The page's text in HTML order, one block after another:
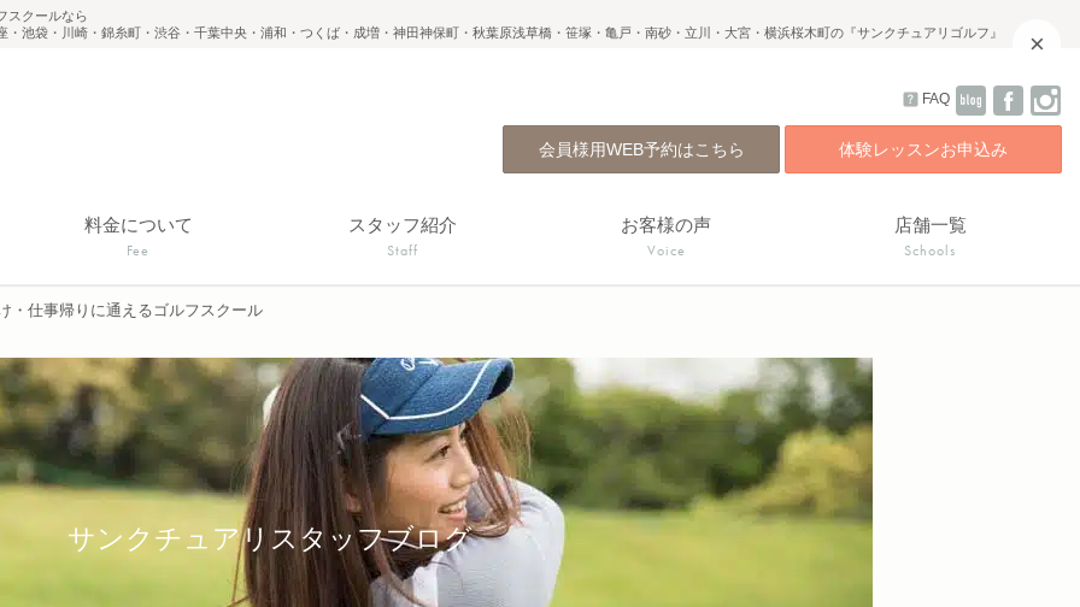
スクールなら
池袋・川崎・錦糸町・渋谷・千葉中央・浦和・つくば・成増・神田神保町・秋葉原浅草橋・笹塚・亀戸・南砂・立川・大宮・横浜桜木町の『サンクチュアリゴルフ』
FAQ
会員様用WEB予約はこちら 体験レッスンお申込み
料金について
Fee
スタッフ紹介
Staff
お客様の声
Voice
店舗一覧
Schools
・仕事帰りに通えるゴルフスクール
サンクチュアリスタッフブログ
×